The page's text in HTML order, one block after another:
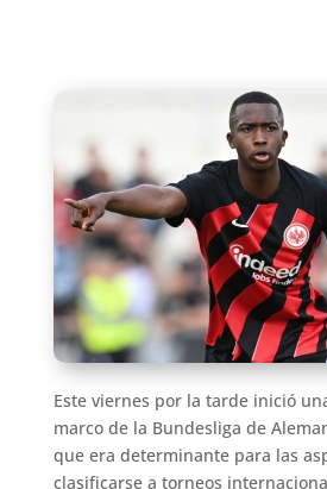
Este viernes por la tarde inició
marco de la Bundesliga de
que era determinante para las
clasificarse a torneos